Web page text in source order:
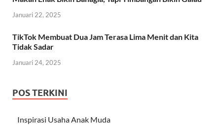
Januari 22, 2025
TikTok Membuat Dua Jam Terasa Lima Menit dan Kita
Tidak Sadar
Januari 24, 2025
POS TERKINI
Inspirasi Usaha Anak Muda